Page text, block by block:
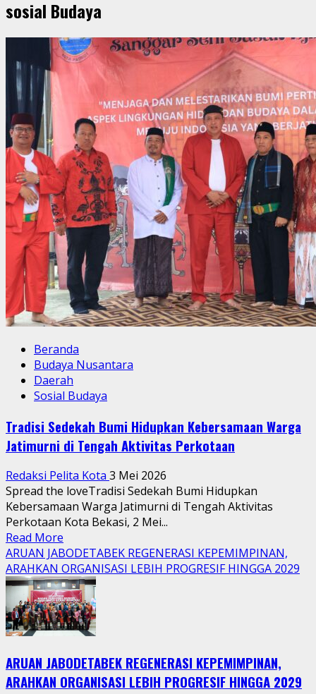
sosial Budaya
Beranda
Budaya Nusantara
Daerah
Sosial Budaya
Tradisi Sedekah Bumi Hidupkan Kebersamaan Warga
Jatimurni di Tengah Aktivitas Perkotaan
Redaksi Pelita Kota 3 Mei 2026
Spread the loveTradisi Sedekah Bumi Hidupkan
Kebersamaan Warga Jatimurni di Tengah Aktivitas
Perkotaan Kota Bekasi, 2 Mei...
Read More
more
about
Tradisi
Sedekah
Bumi
Hidupkan
Warga
Jatimurni
ARUAN JABODETABEK REGENERASI KEPEMIMPINAN,
ARAHKAN ORGANISASI LEBIH PROGRESIF HINGGA 2029
ARUAN JABODETABEK REGENERASI KEPEMIMPINAN,
ARAHKAN ORGANISASI LEBIH PROGRESIF HINGGA 2029